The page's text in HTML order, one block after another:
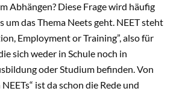
Abhängen? Diese Frage wird häufig
um das Thema Neets geht. NEET steht
Employment or Training”, also für
sich weder in Schule noch in
oder Studium befinden. Von
ist da schon die Rede und